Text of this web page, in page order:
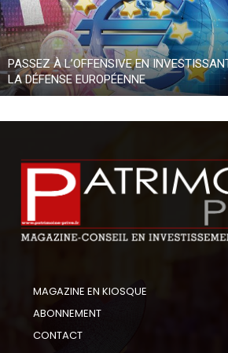
PASSEZ À L’OFFENSIVE EN
LA DÉFENSE EUROPÉENNE
MAGAZINE EN KIOSQUE
ABONNEMENT
CONTACT